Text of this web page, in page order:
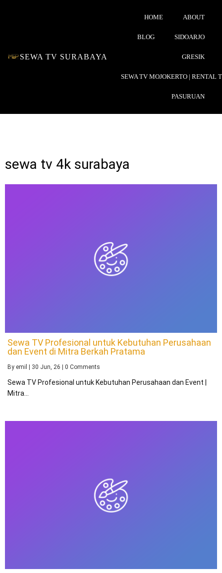
SEWA TV SURABAYA
HOME ABOUT
BLOG SIDOARJO
GRESIK
SEWA TV MOJOKERTO | RENTAL
PASURUAN
sewa tv 4k surabaya
Sewa TV Profesional untuk Kebutuhan Perusahaan
dan Event di Mitra Berkah Pratama
By emil | 30 Jun, 26 | 0 Comments
Sewa TV Profesional untuk Kebutuhan Perusahaan dan Event |
Mitra…